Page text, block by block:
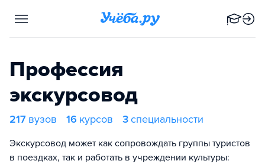
Профессия
экскурсовод
217 вузов 16 курсов 3специальности
Экскурсовод может как сопровождать группы туристов
в поездках, так и работать в учреждении культуры: